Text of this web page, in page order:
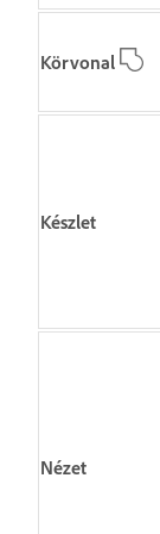
Körvonal
Készlet
Nézet